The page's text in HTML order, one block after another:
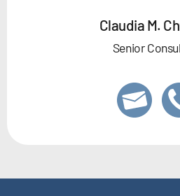
Claudia M.
Senior